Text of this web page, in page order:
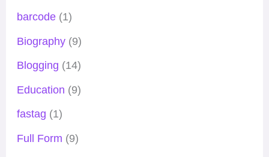
barcode(1)
Biography(9)
Blogging (14)
Education (9)
fastag (1)
Full Form (9)